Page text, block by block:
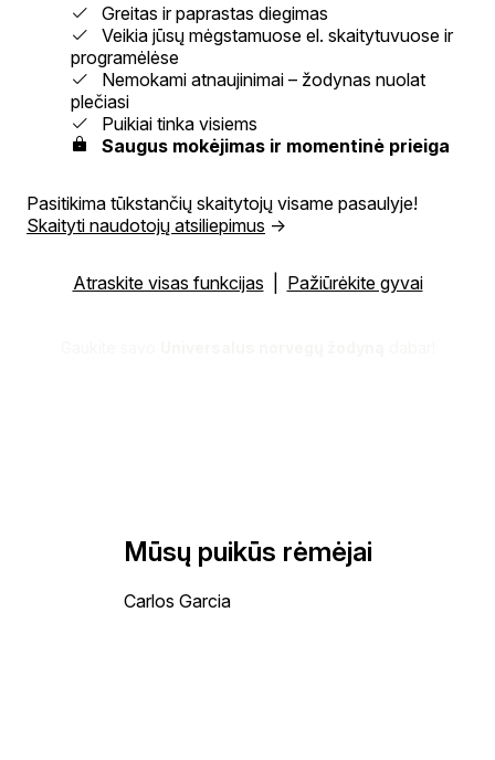
Greitas ir paprastas diegimas
Veikia jūsų mėgstamuose el. skaitytuvuose ir
programėlėse
Nemokami atnaujinimai – žodynas nuolat
plečiasi
Puikiai tinka visiems
Saugus mokėjimas ir momentinė prieiga
Pasitikima tūkstančių skaitytojų visame pasaulyje!
Skaityti naudotojų atsiliepimus →
Atraskite visas funkcijas Pažiūrėkite gyvai
Mūsų puikūs rėmėjai
Carlos Garcia